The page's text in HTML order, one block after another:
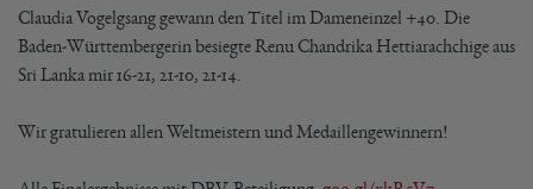
Claudia Vogelgsang gewann den Titel im Dameneinzel +40. Die
Baden-Württembergerin besiegte Renu Chandrika Hettiarachchige aus
Sri Lanka mir 16-21, 21-10, 21-14.
Wir gratulieren allen Weltmeistern und Medaillengewinnern!